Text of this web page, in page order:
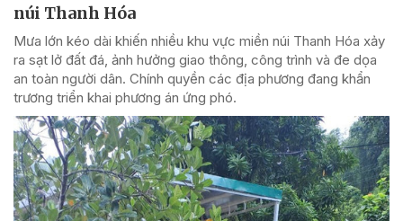
núi Thanh Hóa
Mưa lớn kéo dài khiến nhiều khu vực miền núi Thanh Hóa xảy
ra sạt lở đất đá, ảnh hưởng giao thông, công trình và đe dọa
an toàn người dân. Chính quyền các địa phương đang khẩn
trương triển khai phương án ứng phó.